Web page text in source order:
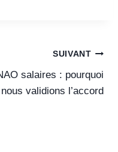
SUIVANT
salaires : pourquoi
nous validions l’accord